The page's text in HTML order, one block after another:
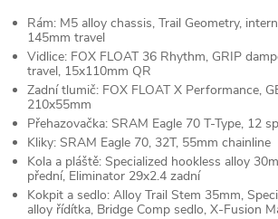
Rám: M5 alloy chassis, Trail Geometry,
145mm travel
Vidlice: FOX FLOAT 36 Rhythm, GRIP
travel, 15x110mm QR
Zadní tlumič: FOX FLOAT X Performance,
210x55mm
Přehazovačka: SRAM Eagle 70 T-Type, 12
Kliky: SRAM Eagle 70, 32T, 55mm chainline
Kola a pláště: Specialized hookless alloy
přední, Eliminator 29x2.4 zadní
Kokpit a sedlo: Alloy Trail Stem 35mm,
alloy řídítka, Bridge Comp sedlo, X-Fusion